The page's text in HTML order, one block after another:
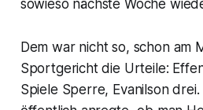
sowieso nächste Woche
Dem war nicht so, schon am
Sportgericht die Urteile:
Spiele Sperre, Evanilson